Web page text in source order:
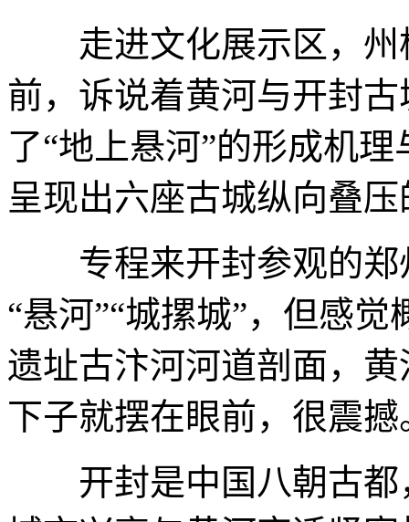
走进文化展示区，州
前，诉说着黄河与开封
了“地上悬河”的形成机
呈现出六座古城纵向叠
专程来开封参观的郑
“悬河”“城摞城”，但感
遗址古汴河河道剖面，
下子就摆在眼前，很震撼
开封是中国八朝古都